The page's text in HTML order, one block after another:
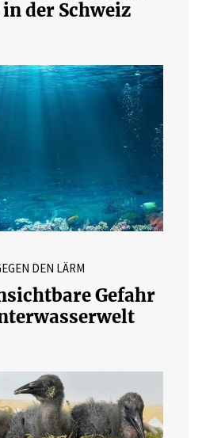
der Schweiz
DEN LÄRM
Gefahr